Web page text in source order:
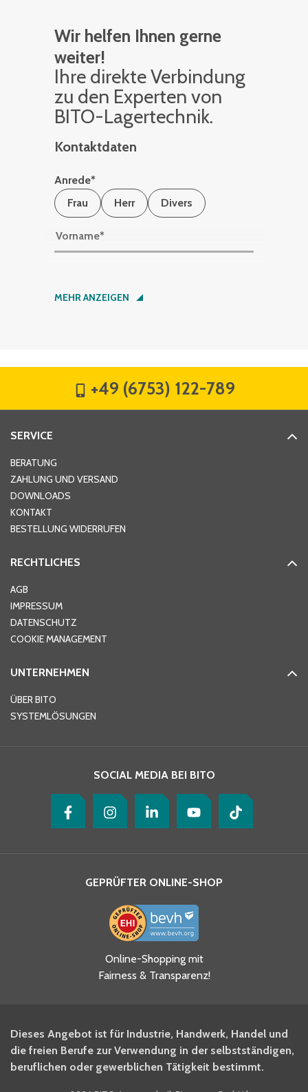
Wir helfen Ihnen gerne
weiter!
Ihre di­rek­te Ver­bin­dung
zu den Ex­per­ten von
BITO-La­ger­tech­nik.
Kontaktdaten
Anrede*
Frau
Herr Divers
Vorname*
Nachname*
Hausnummer
Ort*
Telefon
Ja, ich habe die
Datenschutzhinweise gelesen
und akzeptiere diese.
BITO Newsletter Fachwissen
Intralogistiker anmelden.
MEHR ANZEIGEN
+49 (6753) 122-789
SERVICE
BERATUNG
ZAHLUNG UND VERSAND
DOWNLOADS
KONTAKT
BESTELLUNG WIDERRUFEN
RECHTLICHES
AGB
IMPRESSUM
DATENSCHUTZ
COOKIE MANAGEMENT
UNTERNEHMEN
ÜBER BITO
SYSTEMLÖSUNGEN
SOCIAL MEDIA BEI BITO
GEPRÜFTER ONLINE-SHOP
Online-Shopping mit
Fairness & Transparenz!
Dieses Angebot ist für Industrie, Handwerk, Handel und
die freien Berufe zur Verwendung in der selbstständigen,
beruflichen oder gewerblichen Tätigkeit bestimmt.